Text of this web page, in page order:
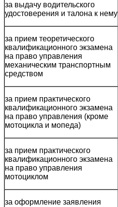
за выдачу водительского
удостоверения и талона к нему
за прием теоретического
квалификационного экзамена
на право управления
механическим транспортным
средством
за прием практического
квалификационного экзамена
на право управления (кроме
мотоцикла и мопеда)
за прием практического
квалификационного экзамена
на право управления
мотоциклом
за оформление заявления